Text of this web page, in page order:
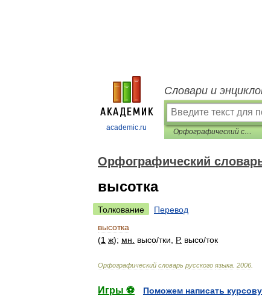
academic.ru
Словари и
Орфографический словарь русского языка
Орфографический
высотка
Толкование
Перевод
высотка
(1 ж); мн высо/тки Р. высо/ток
Орфографический словарь русского языка 2006
Игры ⚽
Поможем написать